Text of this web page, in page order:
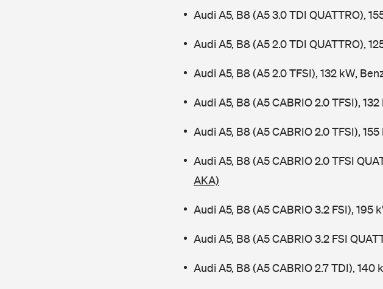
Audi A5, B8 (A5 3.0 TDI QUATTRO),
Audi A5, B8 (A5 2.0 TDI QUATTRO),
Audi A5, B8 (A5 2.0 TFSI), 132 kW,
Audi A5, B8 (A5 CABRIO 2.0 TFSI),
Audi A5, B8 (A5 CABRIO 2.0 TFSI),
Audi A5, B8 (A5 CABRIO 2.0 TFSI
AKA)
Audi A5, B8 (A5 CABRIO 3.2 FSI), 195
Audi A5, B8 (A5 CABRIO 3.2 FSI
Audi A5, B8 (A5 CABRIO 2.7 TDI), 140